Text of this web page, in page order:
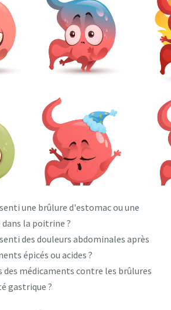
une brûlure d'estomac ou une
la poitrine ?
des douleurs abdominales après
épicés ou acides ?
des médicaments contre les brûlures
gastrique ?